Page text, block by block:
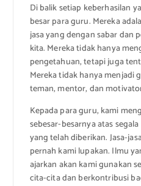
Di balik setiap keberhasilan
besar para guru. Mereka
jasa yang dengan sabar dan
kita. Mereka tidak hanya
pengetahuan, tetapi juga
Mereka tidak hanya menjadi
teman, mentor, dan
Kepada para guru, kami
sebesar-besarnya atas
yang telah diberikan. Jasa-
pernah kami lupakan. Ilmu
ajarkan akan kami gunakan
cita-cita dan berkontribusi